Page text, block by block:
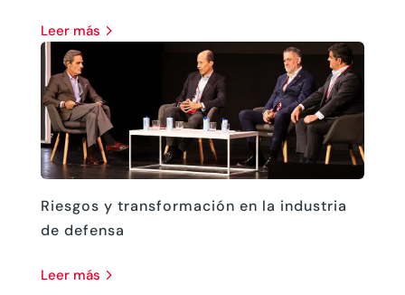
leer más
Riesgos y transformación en la industria
de defensa
leer más